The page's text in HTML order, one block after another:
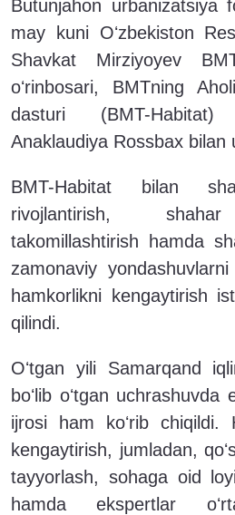
Butunjahon urbanizatsiya
may kuni Oʻzbekiston
Shavkat Mirziyoyev
oʻrinbosari, BMTning
dasturi (BMT-
Anaklaudiya Rossbax bilan
BMT-Habitat bilan
rivojlantirish, shahar
takomillashtirish hamda
zamonaviy
hamkorlikni kengaytirish
qilindi.
Oʻtgan yili Samarqand
boʻlib oʻtgan uchrashuvda
ijrosi ham koʻrib chiqildi.
kengaytirish, jumladan,
tayyorlash, sohaga oid
hamda ekspertlar